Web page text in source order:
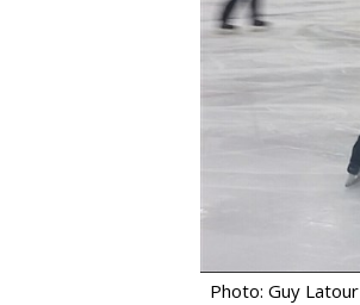
Photo: Guy Latour